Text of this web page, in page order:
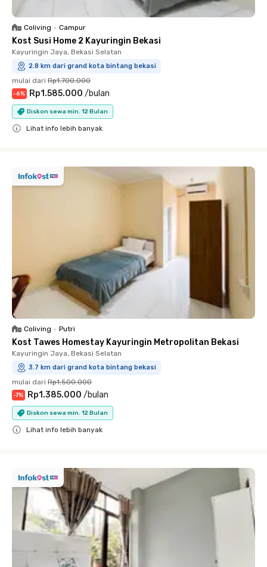
Coliving • Campur
Kost Susi Home 2 Kayuringin Bekasi
Kayuringin Jaya, Bekasi Selatan
2.8 km dari grand kota bintang bekasi
mulai dari Rp1.700.000
-6% Rp1.585.000 /bulan
Diskon sewa min. 12 Bulan
Lihat info lebih banyak
Coliving • Putri
Kost Tawes Homestay Kayuringin Metropolitan Bekasi
Kayuringin Jaya, Bekasi Selatan
3.7 km dari grand kota bintang bekasi
mulai dari Rp1.500.000
-7% Rp1.385.000 /bulan
Diskon sewa min. 12 Bulan
Lihat info lebih banyak